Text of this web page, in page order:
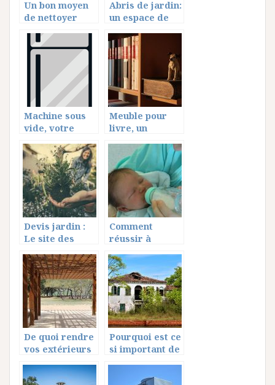
Un bon moyen
de nettoyer
stores
Abris de jardin:
un espace de
supplémentaire
Machine sous
vide, votre
une cuisine plus
saine
Meuble pour
livre, un
dans votre
décoration
Devis jardin :
Le site des
du domaine
Comment
réussir à
biberon à
point?
De quoi rendre
vos extérieurs
magnifiques!
Pourquoi est ce
si important de